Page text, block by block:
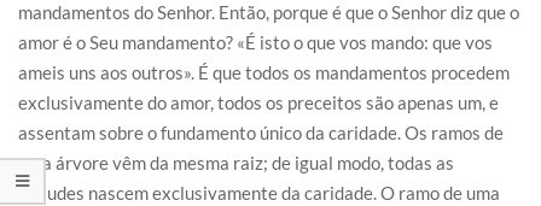
mandamentos do Senhor. Então, porque é que o Senhor diz que o
amor é o Seu mandamento? «É isto o que vos mando: que vos
ameis uns aos outros». É que todos os mandamentos procedem
exclusivamente do amor, todos os preceitos são apenas um, e
assentam sobre o fundamento único da caridade. Os ramos de
uma árvore vêm da mesma raiz; de igual modo, todas as
virtudes nascem exclusivamente da caridade. O ramo de uma